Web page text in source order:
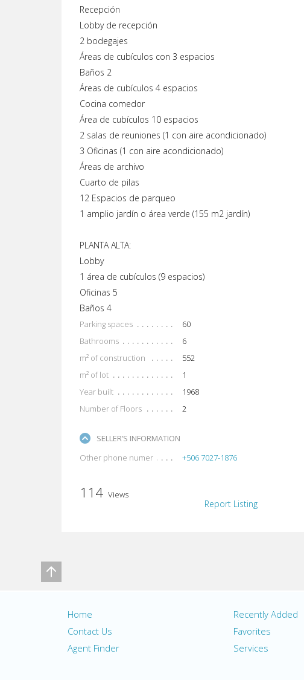
Recepción
Lobby de recepción
2 bodegajes
Áreas de cubículos con 3 espacios
Baños 2
Áreas de cubículos 4 espacios
Cocina comedor
Área de cubículos 10 espacios
2 salas de reuniones (1 con aire acondicionado)
3 Oficinas (1 con aire acondicionado)
Áreas de archivo
Cuarto de pilas
12 Espacios de parqueo
1 amplio jardín o área verde (155 m2 jardín)
PLANTA ALTA:
Lobby
1 área de cubículos (9 espacios)
Oficinas 5
Baños 4
Parking spaces
60
Bathrooms
6
m² of construction
552
m² of lot
1
Year built
1968
Number of Floors
2
SELLER’S INFORMATION
Other phone numer
+506 7027-1876
Report Listing
114 Views
Home Recently Added
Contact Us
Favorites
Agent Finder
Services